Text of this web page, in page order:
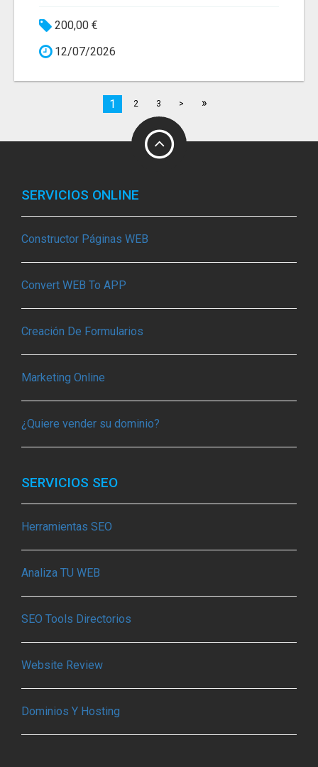
200,00 €
12/07/2026
1 2 3 > »
SERVICIOS ONLINE
Constructor Páginas WEB
Convert WEB To APP
Creación De Formularios
Marketing Online
¿Quiere vender su dominio?
SERVICIOS SEO
Herramientas SEO
Analiza TU WEB
SEO Tools Directorios
Website Review
Dominios Y Hosting